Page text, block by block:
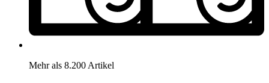
Mehr als 8.200 Artikel